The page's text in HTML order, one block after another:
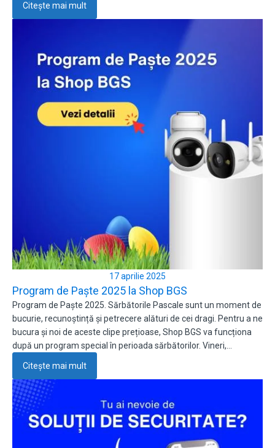
Citește mai mult
17 aprilie 2025
Program de Paște 2025 la Shop BGS
Program de Paște 2025. Sărbătorile Pascale sunt un moment de
bucurie, recunoștință și petrecere alături de cei dragi. Pentru a ne
bucura și noi de aceste clipe prețioase, Shop BGS va funcționa
după un program special în perioada sărbătorilor. Vineri,…
Citește mai mult